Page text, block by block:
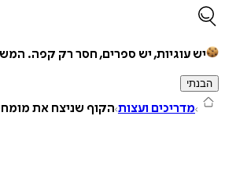
יש עוגיות, יש ספרים, חסר רק קפה.
הבנתי
מדריכים ועצות הקוף שניצח את